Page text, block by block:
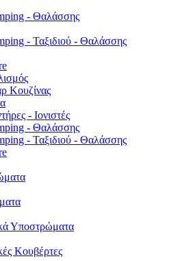
- Θαλάσσης
- Ταξιδιού - Θαλάσσης
Κουζίνας
- Ιονιστές
- Θαλάσσης
- Ταξιδιού - Θαλάσσης
Υποστρώματα
Κουβέρτες